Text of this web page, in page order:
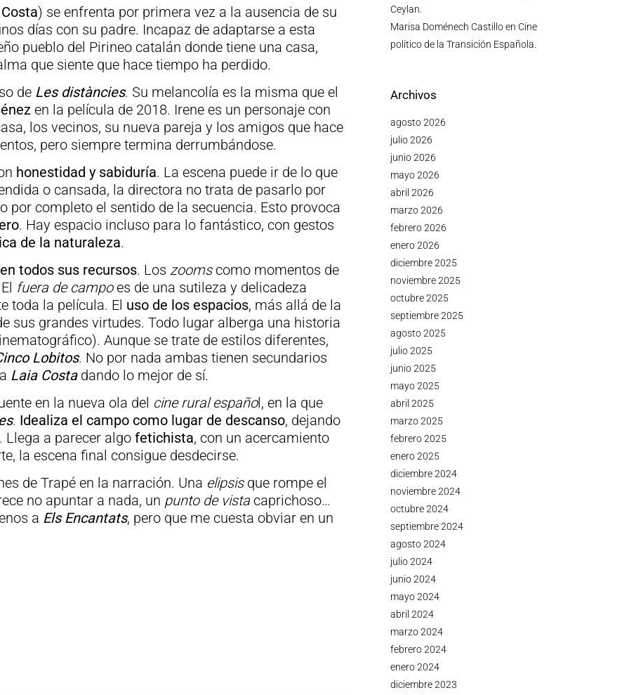
) se enfrenta por primera vez a la ausencia de su
días con su padre. Incapaz de adaptarse a esta
pueblo del Pirineo catalán donde tiene una casa,
que siente que hace tiempo ha perdido.
de Les distàncies. Su melancolía es la misma que el
en la película de 2018. Irene es un personaje con
los vecinos, su nueva pareja y los amigos que hace
pero siempre termina derrumbándose.
honestidad y sabiduría. La escena puede ir de lo que
o cansada, la directora no trata de pasarlo por
por completo el sentido de la secuencia. Esto provoca
. Hay espacio incluso para lo fantástico, con gestos
de la naturaleza.
todos sus recursos. Los zooms como momentos de
fuera de campoes de una sutileza y delicadeza
toda la película. El uso de los espacios, más allá de la
sus grandes virtudes. Todo lugar alberga una historia
Aunque se trate de estilos diferentes,
Lobitos. No por nada ambas tienen secundarios
Laia Costadando lo mejor de sí.
en la nueva ola del cine rural español, en la que
. Idealiza el campo como lugar de descanso, dejando
a parecer algo fetichista, con un acercamiento
la escena final consigue desdecirse.
de Trapé en la narración. Una elipsis que rompe el
no apuntar a nada, un punto de vista caprichoso…
a Els Encantats, pero que me cuesta obviar en un
Ceylan.
Marisa Doménech Castilloen Cine
político de la Transición Española.
Archivos
agosto 2026
julio 2026
junio 2026
mayo 2026
abril 2026
marzo 2026
febrero 2026
enero 2026
diciembre 2025
noviembre 2025
octubre 2025
septiembre 2025
agosto 2025
julio 2025
junio 2025
mayo 2025
abril 2025
marzo 2025
febrero 2025
enero 2025
diciembre 2024
noviembre 2024
octubre 2024
septiembre 2024
agosto 2024
julio 2024
junio 2024
mayo 2024
abril 2024
marzo 2024
febrero 2024
enero 2024
diciembre 2023